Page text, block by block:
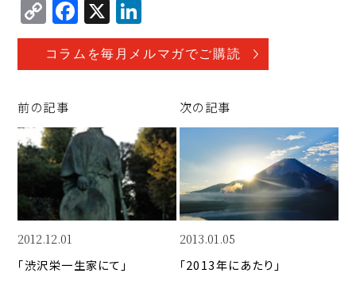
C
o
p
Li
n
k
F
a
c
o
o
k
X
n
k
I
n
コラムを毎月メルマガでご購読
前の記事
2012.12.01
「渋沢栄一生家にて」
次の記事
2013.01.05
「2013年にあたり」